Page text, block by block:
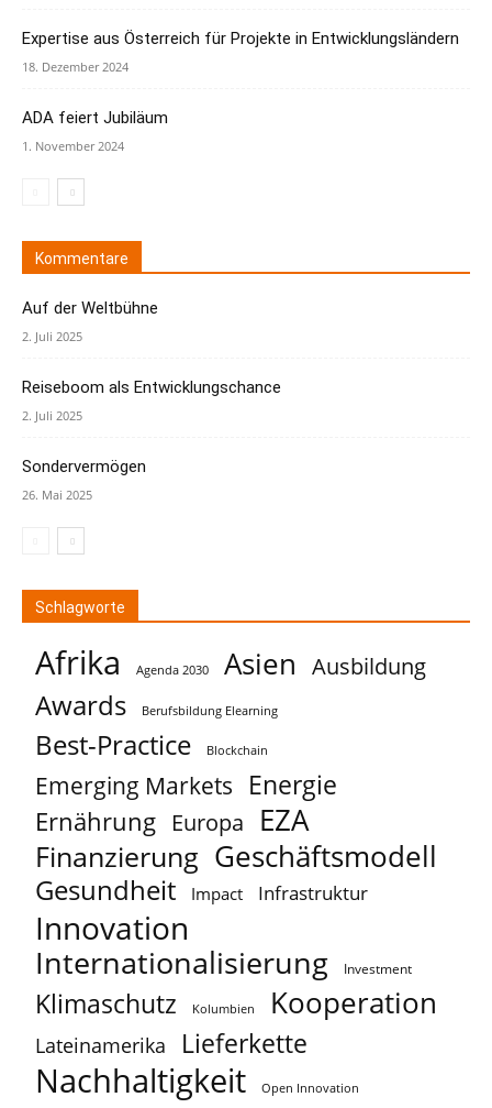
Expertise aus Österreich für Projekte in Entwicklungsländern
18. Dezember 2024
ADA feiert Jubiläum
1. November 2024
Kommentare
Auf der Weltbühne
2. Juli 2025
Reiseboom als Entwicklungschance
2. Juli 2025
Sondervermögen
26. Mai 2025
Schlagworte
Afrika Agenda 2030 Asien Ausbildung
Awards Berufsbildung Elearning
Best-Practice Blockchain
Emerging Markets Energie
Ernährung Europa EZA
Finanzierung Geschäftsmodell
Gesundheit Impact Infrastruktur
Innovation
Internationalisierung Investment
Klimaschutz Kolumbien Kooperation
Lateinamerika Lieferkette
Nachhaltigkeit Open Innovation